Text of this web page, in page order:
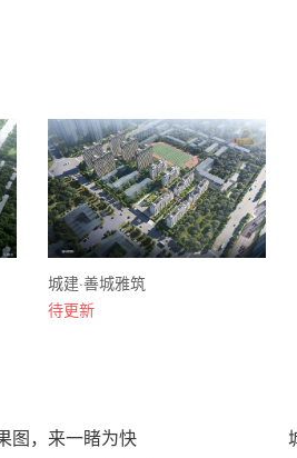
城建·善城雅筑
待更新
图，来一睹为快